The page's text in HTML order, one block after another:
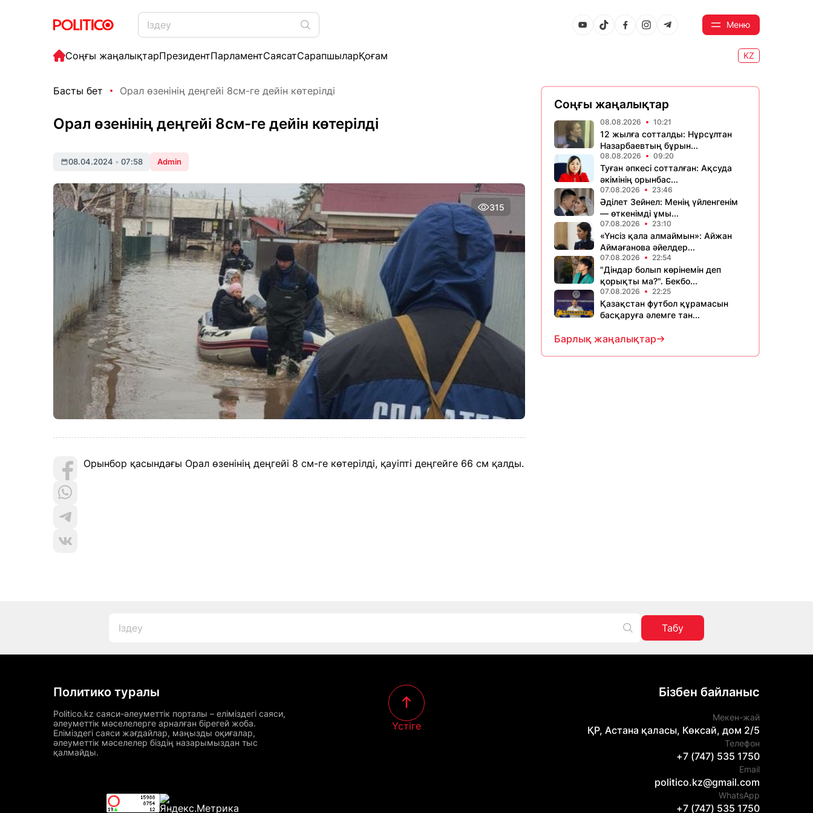
Меню
Соңғы жаңалықтарПрезидентПарламентСаясатСарапшыларҚоғам KZ
Басты бет Орал өзенінің деңгейі 8см-ге дейін көтерілді
Орал өзенінің деңгейі 8см-ге дейін көтерілді
08.04.2024 • 07:58 Admin
315
Орынбор қасындағы Орал өзенінің деңгейі 8 см-ге көтерілді, қауіпті деңгейге 66 см қалды.
Соңғы жаңалықтар
08.08.2026 10:21
12 жылға сотталды: Нұрсұлтан
Назарбаевтың бұрын...
08.08.2026 09:20
Туған әпкесі сотталған: Ақсуда
әкімінің орынбас...
07.08.2026 23:46
Әділет Зейнел: Менің үйленгенім
— өткенімді ұмы...
07.08.2026 23:10
«Үнсіз қала алмаймын»: Айжан
Аймағанова әйелдер...
07.08.2026 22:54
"Діндар болып көрінемін деп
қорықты ма?". Бекбо...
07.08.2026 22:25
Қазақстан футбол құрамасын
басқаруға әлемге тан...
Барлық жаңалықтар
Табу
Политико туралы
Politico.kz саяси-әлеуметтік порталы – еліміздегі саяси,
әлеуметтік мәселелерге арналған бірегей жоба.
Еліміздегі саяси жағдайлар, маңызды оқиғалар,
әлеуметтік мәселелер біздің назарымыздан тыс
қалмайды.
Үстіге
Бізбен байланыс
Мекен-жай
ҚР, Астана қаласы, Көксай, дом 2/5
Телефон
+7 (747) 535 1750
Email
politico.kz@gmail.com
WhatsApp
+7 (747) 535 1750